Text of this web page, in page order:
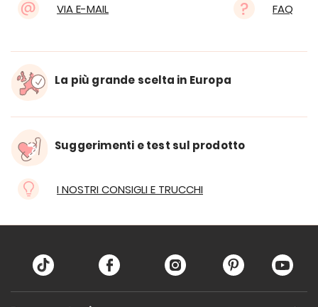
VIA E-MAIL FAQ
La più grande scelta in Europa
Suggerimenti e test sul prodotto
I NOSTRI CONSIGLI E TRUCCHI